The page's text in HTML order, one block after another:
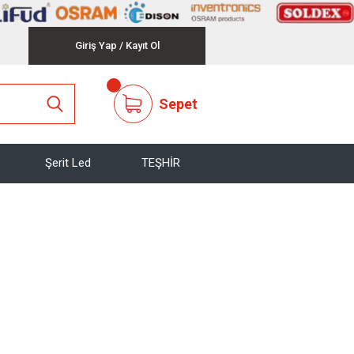
Giriş Yap / Kayıt Ol
Sepet
Şerit Led TEŞHİR